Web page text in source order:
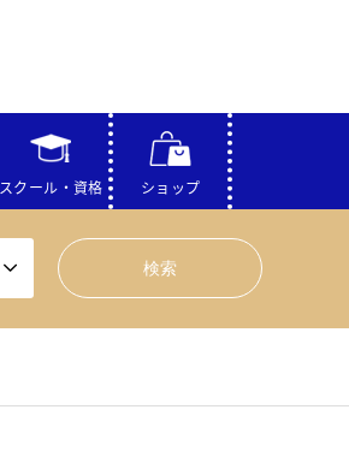
スクール・資格 ショップ